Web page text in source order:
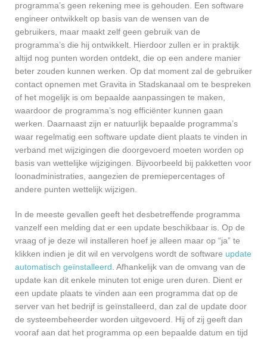
programma’s geen rekening mee is gehouden. Een software
engineer ontwikkelt op basis van de wensen van de
gebruikers, maar maakt zelf geen gebruik van de
programma’s die hij ontwikkelt. Hierdoor zullen er in praktijk
altijd nog punten worden ontdekt, die op een andere manier
beter zouden kunnen werken. Op dat moment zal de gebruiker
contact opnemen met Gravita in Stadskanaal om te bespreken
of het mogelijk is om bepaalde aanpassingen te maken,
waardoor de programma’s nog efficiënter kunnen gaan
werken. Daarnaast zijn er natuurlijk bepaalde programma’s
waar regelmatig een software update dient plaats te vinden in
verband met wijzigingen die doorgevoerd moeten worden op
basis van wettelijke wijzigingen. Bijvoorbeeld bij pakketten voor
loonadministraties, aangezien de premiepercentages of
andere punten wettelijk wijzigen.
In de meeste gevallen geeft het desbetreffende programma
vanzelf een melding dat er een update beschikbaar is. Op de
vraag of je deze wil installeren hoef je alleen maar op “ja” te
klikken indien je dit wil en vervolgens wordt de software update
automatisch geïnstalleerd. Afhankelijk van de omvang van de
update kan dit enkele minuten tot enige uren duren. Dient er
een update plaats te vinden aan een programma dat op de
server van het bedrijf is geïnstalleerd, dan zal de update door
de systeembeheerder worden uitgevoerd. Hij of zij geeft dan
vooraf aan dat het programma op een bepaalde datum en tijd